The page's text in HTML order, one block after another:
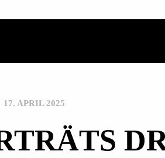
17. APRIL 2025